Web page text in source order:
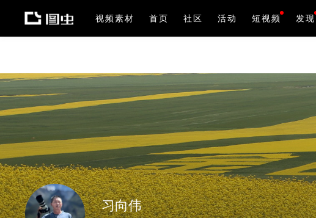
视频素材 首页 社区 活动 短视频 发现
习向伟